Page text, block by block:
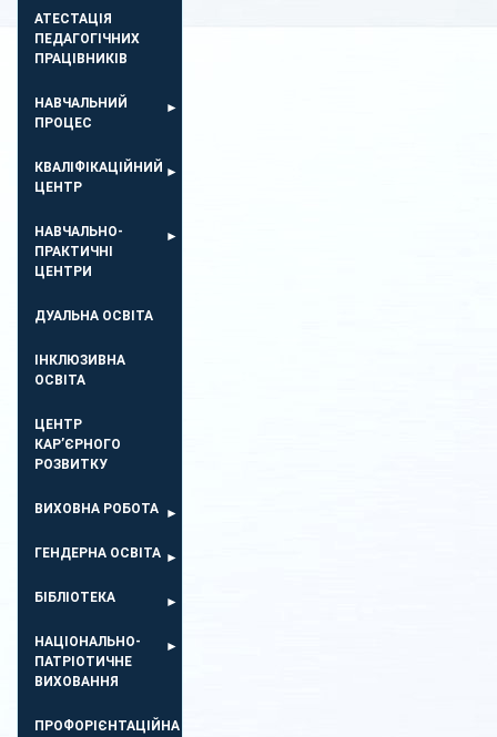
АТЕСТАЦІЯ
ПЕДАГОГІЧНИХ
ПРАЦІВНИКІВ
НАВЧАЛЬНИЙ
ПРОЦЕС
КВАЛІФІКАЦІЙНИЙ
ЦЕНТР
НАВЧАЛЬНО-
ПРАКТИЧНІ
ЦЕНТРИ
ДУАЛЬНА ОСВІТА
ІНКЛЮЗИВНА
ОСВІТА
ЦЕНТР
КАР’ЄРНОГО
РОЗВИТКУ
ВИХОВНА РОБОТА
ГЕНДЕРНА ОСВІТА
БІБЛІОТЕКА
НАЦІОНАЛЬНО-
ПАТРІОТИЧНЕ
ВИХОВАННЯ
ПРОФОРІЄНТАЦІЙНА